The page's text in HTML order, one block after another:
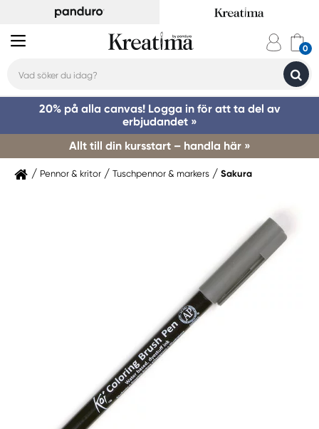
20% på alla canvas! Logga in för att ta del av
erbjudandet »
Allt till din kursstart – handla här »
Pennor & kritor Tuschpennor & markers Sakura